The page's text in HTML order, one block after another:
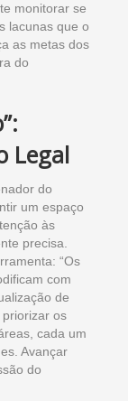
monitorar se
lacunas que o
as metas dos
do
Legal
do
um espaço
às
precisa.
“Os
com
de
os
cada um
Avançar
do